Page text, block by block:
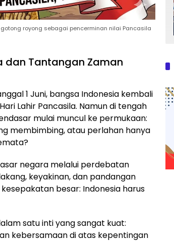
royong sebagai pencerminan nilai Pancasila
dan Tantangan Zaman
1 Juni, bangsa Indonesia kembali
Lahir Pancasila. Namun di tengah
mulai muncul ke permukaan:
membimbing, atau perlahan hanya
negara melalui perdebatan
keyakinan, dan pandangan
besar: Indonesia harus
satu inti yang sangat kuat:
kebersamaan di atas kepentingan